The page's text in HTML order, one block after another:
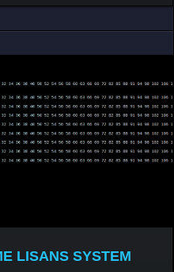
LISANS SYSTEM